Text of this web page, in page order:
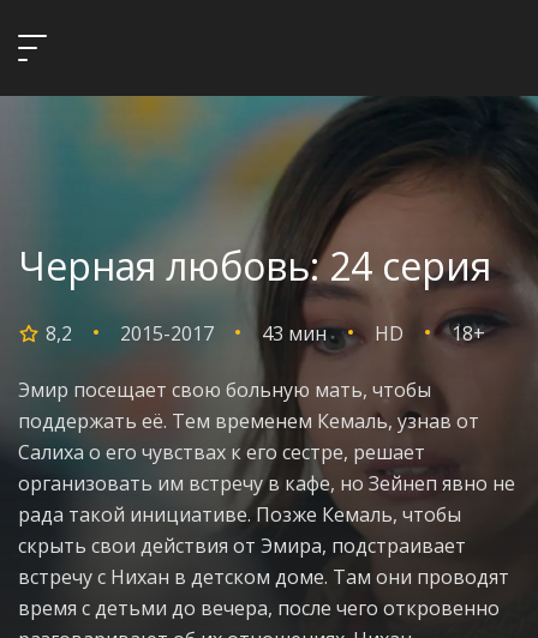
Черная любовь: 24 серия
8,2 2015-2017 43 мин HD 18+
Эмир посещает свою больную мать, чтобы
поддержать её. Тем временем Кемаль, узнав от
Салиха о его чувствах к его сестре, решает
организовать им встречу в кафе, но Зейнеп явно не
рада такой инициативе. Позже Кемаль, чтобы
скрыть свои действия от Эмира, подстраивает
встречу с Нихан в детском доме. Там они проводят
время с детьми до вечера, после чего откровенно